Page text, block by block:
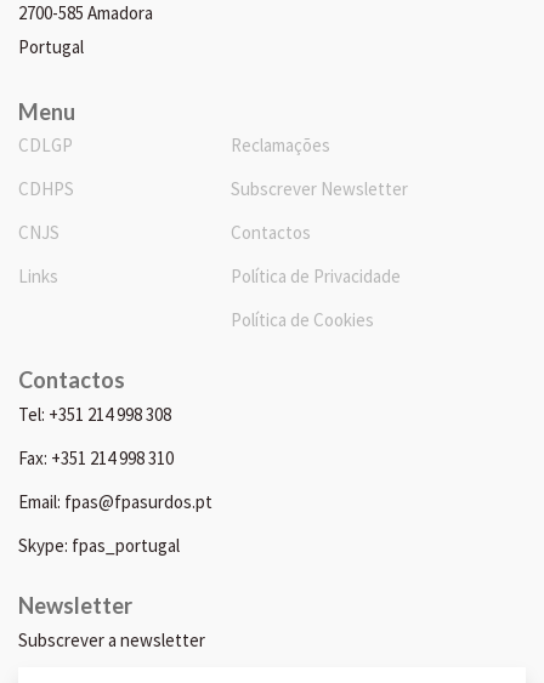
2700-585 Amadora
Portugal
Menu
CDLGP
CDHPS
CNJS
Links
Reclamações
Subscrever Newsletter
Contactos
Política de Privacidade
Política de Cookies
Contactos
Tel: +351 214 998 308
Fax: +351 214 998 310
Email: fpas@fpasurdos.pt
Skype: fpas_portugal
Newsletter
Subscrever a newsletter